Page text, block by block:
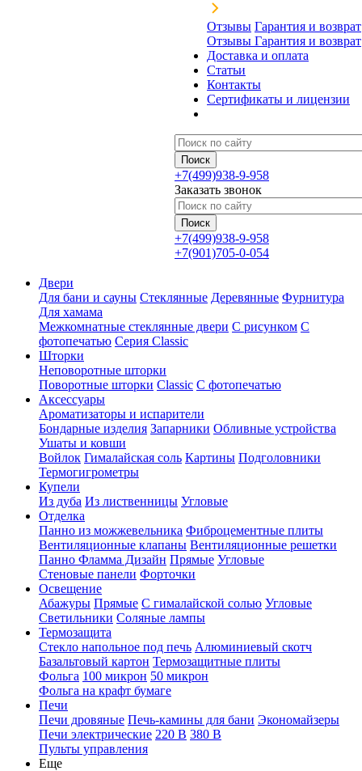
Отзывы Гарантия и возврат
Отзывы Гарантия и возврат
Доставка и оплата
Статьи
Контакты
Сертификаты и лицензии
+7(499)938-9-958
Заказать звонок
+7(499)938-9-958
+7(901)705-0-054
Двери
Для бани и сауны Стеклянные Деревянные Фурнитура
Для хамама
Межкомнатные стеклянные двери С рисунком С
фотопечатью Серия Classic
Шторки
Неповоротные шторки
Поворотные шторки Classic С фотопечатью
Аксессуары
Ароматизаторы и испарители
Бондарные изделия Запарники Обливные устройства
Ушаты и ковши
Войлок Гималайская соль Картины Подголовники
Термогигрометры
Купели
Из дуба Из лиственницы Угловые
Отделка
Панно из можжевельника Фиброцементные плиты
Вентиляционные клапаны Вентиляционные решетки
Панно Фламма Дизайн Прямые Угловые
Стеновые панели Форточки
Освещение
Абажуры Прямые С гималайской солью Угловые
Светильники Соляные лампы
Термозащита
Стекло напольное под печь Алюминиевый скотч
Базальтовый картон Термозащитные плиты
Фольга 100 микрон 50 микрон
Фольга на крафт бумаге
Печи
Печи дровяные Печь-камины для бани Экономайзеры
Печи электрические 220 В 380 В
Пульты управления
Еще